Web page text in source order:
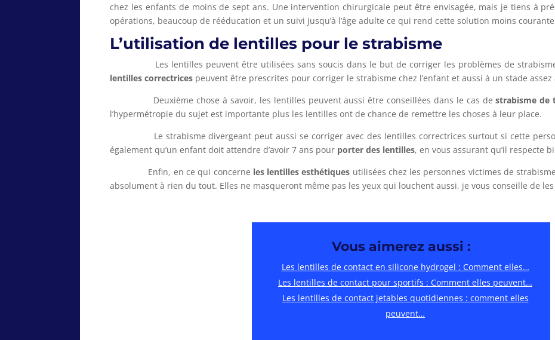
chez les enfants de moins de sept ans. Une intervention chirurgicale peut être envisagée, mais je tiens à
opérations, beaucoup de rééducation et un suivi jusqu’à l’âge adulte ce qui rend cette solution moins
L’utilisation de lentilles pour le strabisme
Les lentilles peuvent être utilisées sans soucis dans le but de corriger les problèmes de strabisme
lentilles correctrices peuvent être prescrites pour corriger le strabisme chez l’enfant et aussi à un stade assez
Deuxième chose à savoir, les lentilles peuvent aussi être conseillées dans le cas destrabisme de
l’hypermétropie du sujet est importante plus les lentilles ont de chance de remettre les choses à leur place.
Le strabisme divergeant peut aussi se corriger avec des lentilles correctrices surtout si cette
également qu’un enfant doit attendre d’avoir 7 ans pour porter des lentilles, en vous assurant qu’il respecte
Enfin, en ce qui concerne les lentilles esthétiques utilisées chez les personnes victimes de
absolument à rien du tout. Elles ne masqueront même pas les yeux qui louchent aussi, je vous conseille de
Vous aimerez aussi :
Les lentilles de contact en silicone hydrogel : Comment elles…
Les lentilles de contact pour sportifs : Comment elles peuvent…
Les lentilles de contact jetables quotidiennes : comment elles
peuvent…